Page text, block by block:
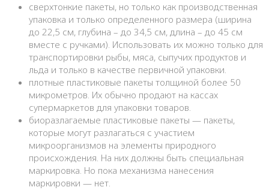
сверхтонкие пакеты, но только как производственная
упаковка и только определенного размера (ширина
до 22,5 см, глубина – до 34,5 см, длина – до 45 см
вместе с ручками). Использовать их можно только для
транспортировки рыбы, мяса, сыпучих продуктов и
льда и только в качестве первичной упаковки.
плотные пластиковые пакеты толщиной более 50
микрометров. Их обычно продают на кассах
супермаркетов для упаковки товаров.
биоразлагаемые пластиковые пакеты — пакеты,
которые могут разлагаться с участием
микроорганизмов на элементы природного
происхождения. На них должны быть специальная
маркировка. Но пока механизма нанесения
маркировки — нет.